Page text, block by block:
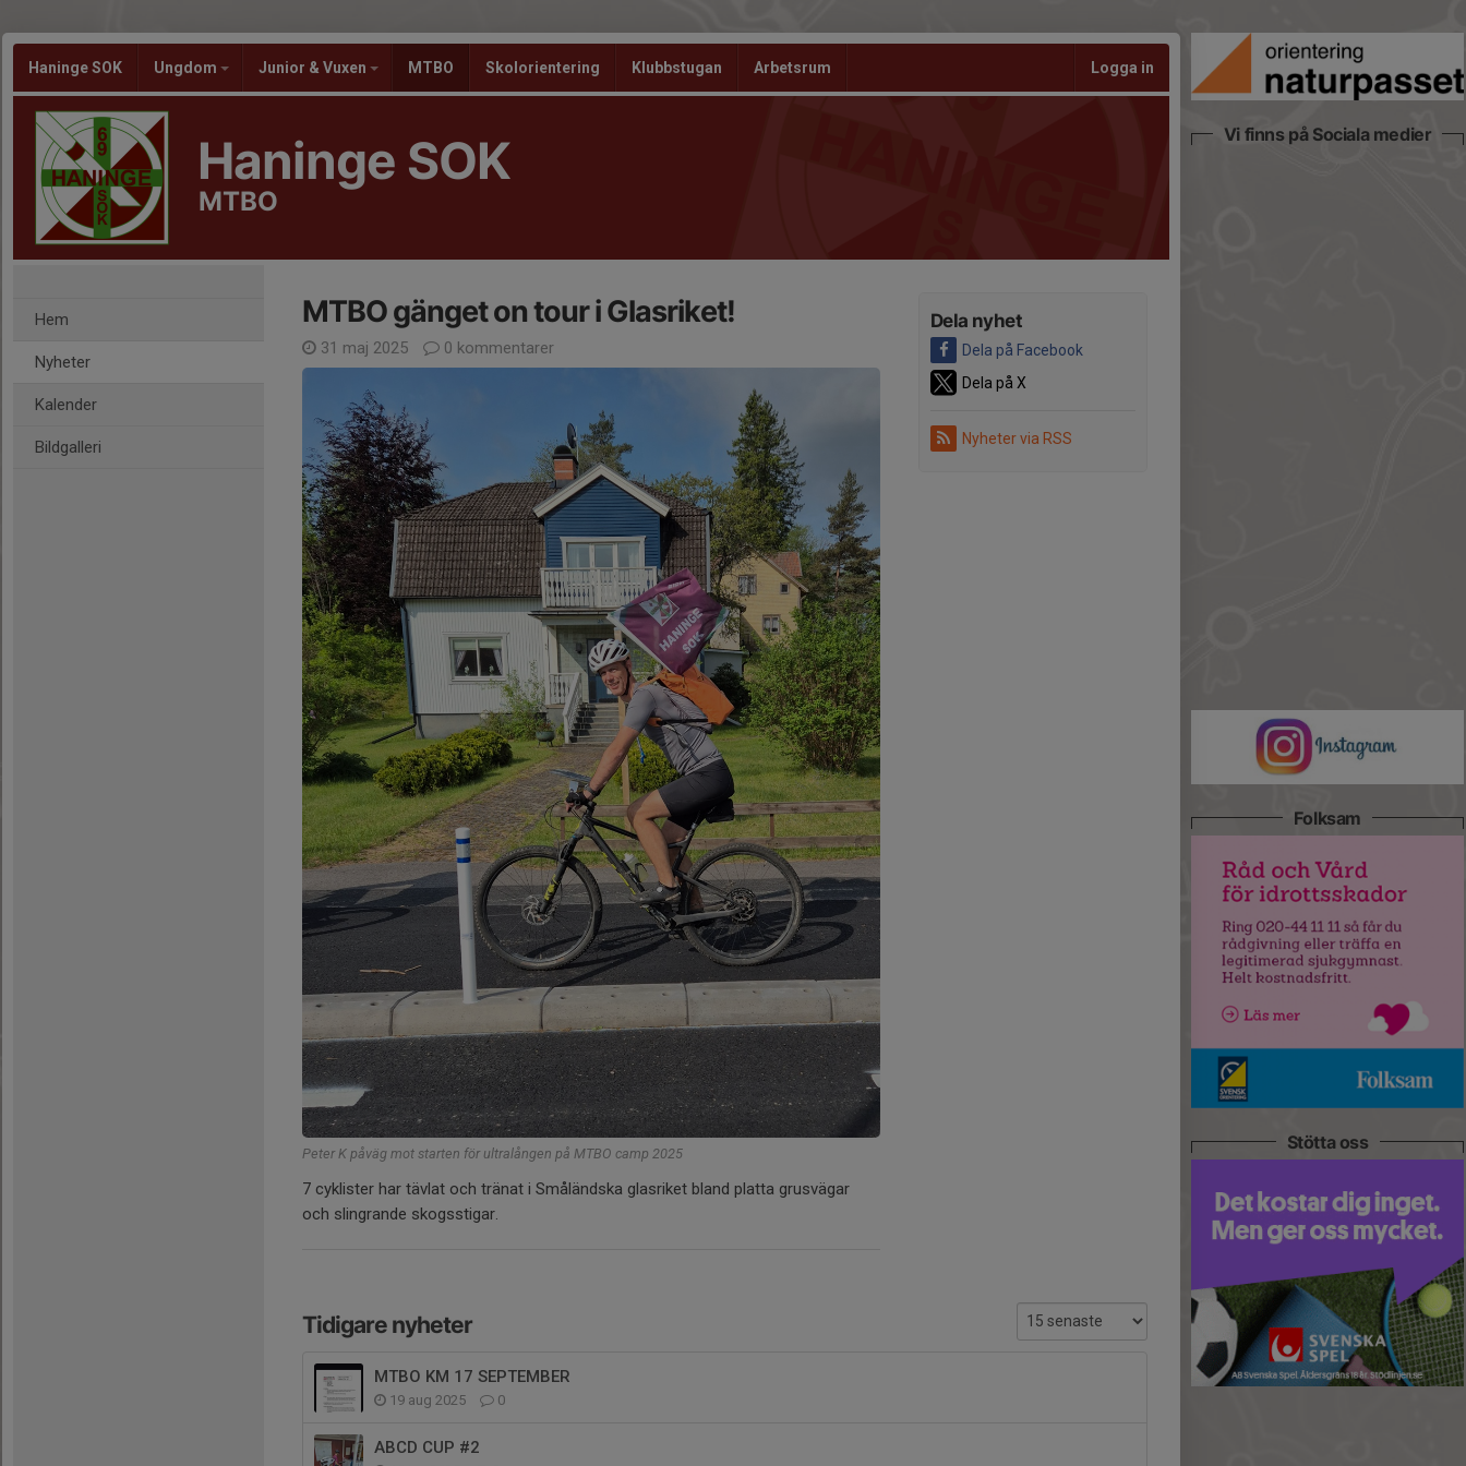
Haninge SOK Ungdom Junior & Vuxen MTBO Skolorientering Klubbstugan Arbetsrum Logga in
Haninge SOK
MTBO
Hem
Nyheter
Kalender
Bildgalleri
Dela nyhet
Dela på Facebook
Dela på X
Nyheter via RSS
MTBO gänget on tour i Glasriket!
31 maj 2025 0 kommentarer
Peter K påväg mot starten för ultralången på MTBO camp 2025
7 cyklister har tävlat och tränat i Småländska glasriket bland platta grusvägar
och slingrande skogsstigar.
Tidigare nyheter
MTBO KM 17 SEPTEMBER
19 aug 2025 0
ABCD CUP #2
Vi finns på Sociala medier
Folksam
Stötta oss